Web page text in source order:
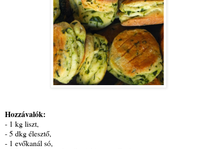
Hozzávalók:
- 1 kg liszt,
- 5 dkg élesztő,
- 1 evőkanál só,